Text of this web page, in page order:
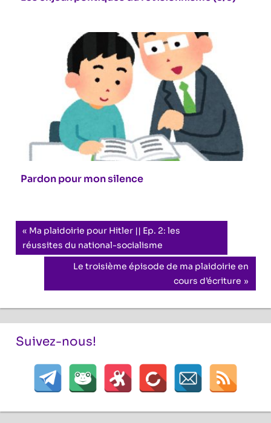
Pardon pour mon silence
Navigation
de
Previous
Post:
Ma plaidoirie pour Hitler || Ep. 2: les
réussites du national-socialisme
Next
Le troisième épisode de ma plaidoirie en
cours d’écriture
Suivez-nous!